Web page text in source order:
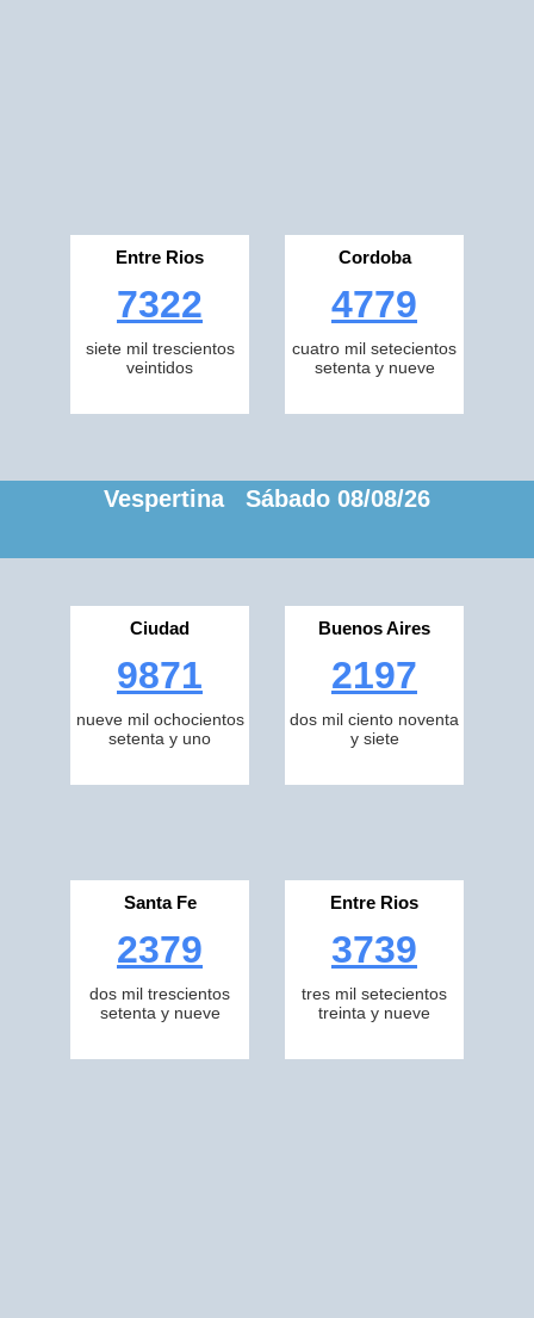
Entre Rios
7322
siete mil trescientos
veintidos
Cordoba
4779
cuatro mil setecientos
setenta y nueve
Vespertina Sábado 08/08/26
Ciudad
9871
nueve mil ochocientos
setenta y uno
Buenos Aires
2197
dos mil ciento noventa
y siete
Santa Fe
2379
dos mil trescientos
setenta y nueve
Entre Rios
3739
tres mil setecientos
treinta y nueve